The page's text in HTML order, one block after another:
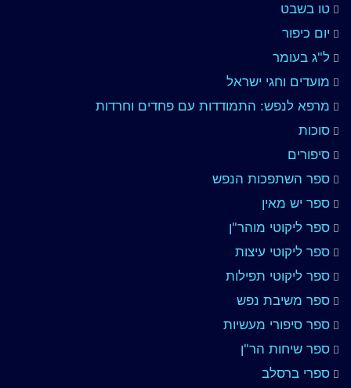
טו בשבט
יום כיפור
ל"ג בעומר
מועדים וחגי ישראל
מרפא לנפש: התמודדות עם פחדים וחרדות
סוכות
סיפורים
ספר השתפכות הנפש
ספר יש מאין
ספר ליקוטי מוהר"ן
ספר ליקוטי עיצות
ספר ליקוטי תפילות
ספר משיבת נפש
ספר סיפורי מעשיות
ספר שיחות הר"ן
ספרי ברסלב